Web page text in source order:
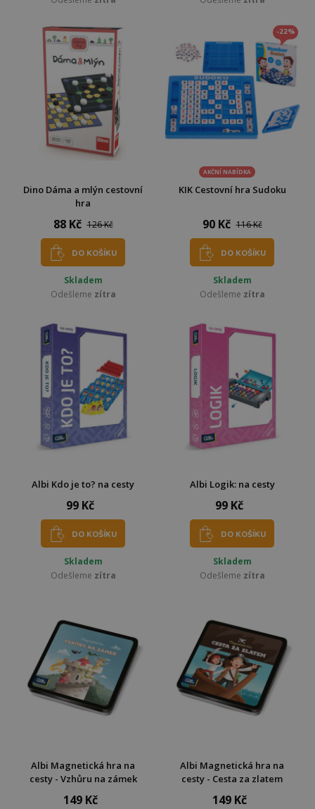
Dino Dáma a mlýn cestovní
hra
88 Kč 126 Kč
DO KOŠÍKU
Skladem
Odešleme zítra
-22%
AKČNÍ NABÍDKA
KIK Cestovní hra Sudoku
90 Kč 116 Kč
DO KOŠÍKU
Skladem
Odešleme zítra
Albi Kdo je to? na cesty
99 Kč
DO KOŠÍKU
Skladem
Odešleme zítra
Albi Logik: na cesty
99 Kč
DO KOŠÍKU
Skladem
Odešleme zítra
Albi Magnetická hra na
cesty - Vzhůru na zámek
149 Kč
Albi Magnetická hra na
cesty - Cesta za zlatem
149 Kč